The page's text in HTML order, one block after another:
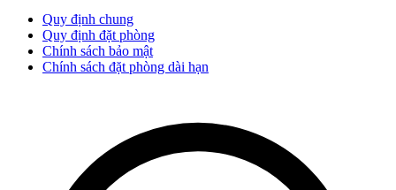
Quy định chung
Quy định đặt phòng
Chính sách bảo mật
Chính sách đặt phòng dài hạn